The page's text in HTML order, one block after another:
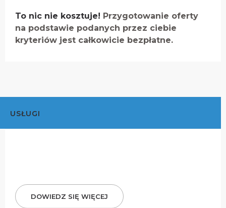
To nic nie kosztuje! Przygotowanie oferty
na podstawie podanych przez ciebie
kryteriów jest całkowicie bezpłatne.
USŁUGI
DOWIEDZ SIĘ WIĘCEJ